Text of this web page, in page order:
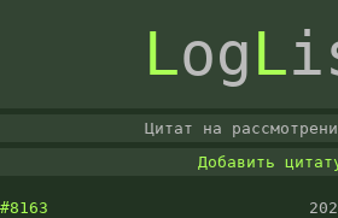
LogL
Цитат на
Добавить
#8163